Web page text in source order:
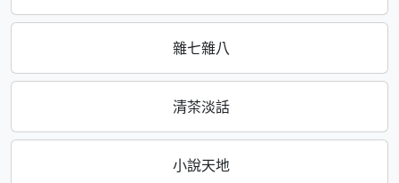
雜七雜八
清茶淡話
小說天地